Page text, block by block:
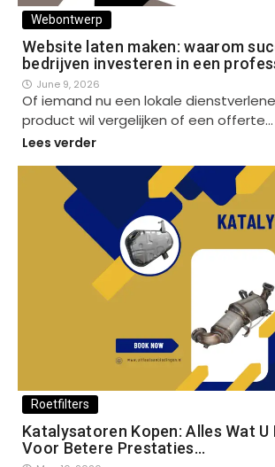
Webontwerp
Website laten maken: waarom
bedrijven investeren in een
June 9, 2026
Of iemand nu een lokale
product wil vergelijken of een offerte…
Lees verder
Roetfilters
Katalysatoren Kopen: Alles Wat
Voor Betere Prestaties…